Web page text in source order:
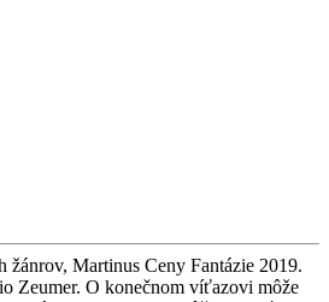
žánrov, Martinus Ceny Fantázie 2019.
Zeumer. O konečnom víťazovi môže